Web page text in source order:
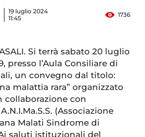
19 luglio 2024
11:45
1736
Si terrà sabato 20 luglio
presso l’Aula Consiliare di
un convegno dal titolo:
malattia rara” organizzato
collaborazione con
(Associazione
Malati Sindrome di
saluti istituzionali del